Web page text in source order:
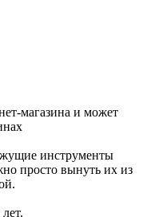
магазина и может
инструменты
просто вынуть их из